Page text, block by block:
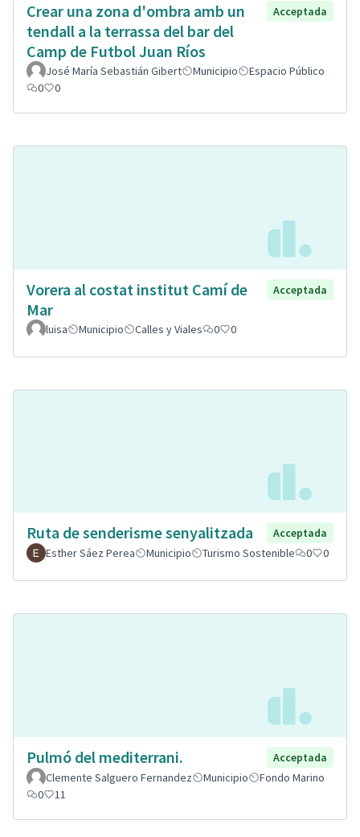
Crear una zona d'ombra amb un
tendall a la terrassa del bar del
Camp de Futbol Juan Ríos
Acceptada
José María Sebastián Gibert Municipio
Espacio Público
0
0
Vorera al costat institut Camí de
Mar
Acceptada
luisa Municipio Calles y Viales 0 0
Ruta de senderisme senyalitzada
Acceptada
Esther Sáez Perea
Municipio Turismo Sostenible 0 0
Pulmó del mediterrani.
Acceptada
Clemente Salguero Fernandez
Municipio
Fondo Marino
0
11